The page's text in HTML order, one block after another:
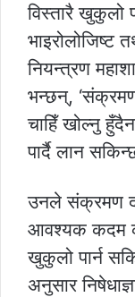
विस्तारै खुकुलो
भाइरोलोजिष्ट
नियन्त्रण
भन्छन्, ‘संक्रमण
चाहिँ खोल्नु
पार्दै लान
उनले संक्रमण
आवश्यक कदम
खुकुलो पार्न
अनुसार